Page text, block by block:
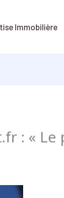
Immobilière
: «